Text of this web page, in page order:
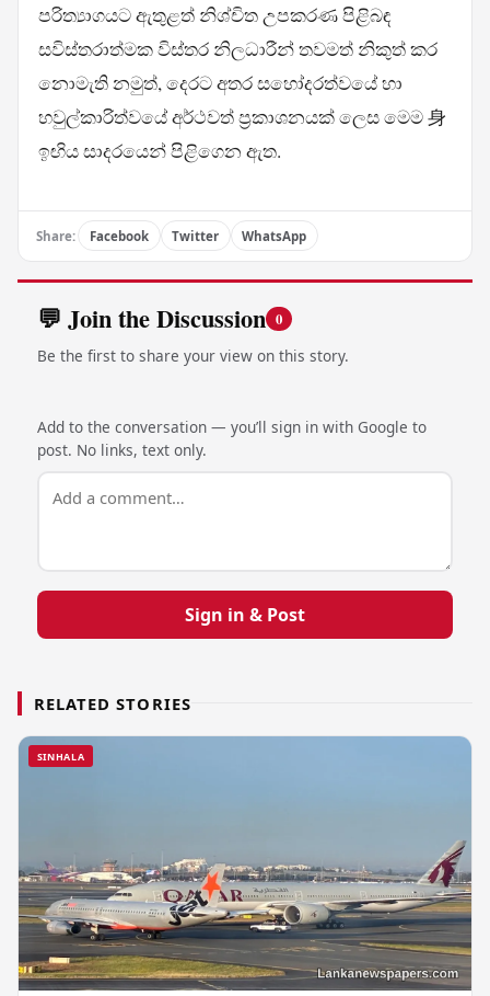
පරිත්‍යාගයට ඇතුළත් නිශ්චිත උපකරණ පිළිබඳ
සවිස්තරාත්මක විස්තර නිලධාරීන් තවමත් නිකුත් කර
නොමැති නමුත්, දෙරට අතර සහෝදරත්වයේ හා
හවුල්කාරිත්වයේ අර්ථවත් ප්‍රකාශනයක් ලෙස මෙම 身
ඉඟිය සාදරයෙන් පිළිගෙන ඇත.
Share: Facebook Twitter WhatsApp
💬 Join the Discussion 0
Be the first to share your view on this story.
Add to the conversation — you’ll sign in with Google to
post. No links, text only.
Sign in & Post
RELATED STORIES
SINHALA